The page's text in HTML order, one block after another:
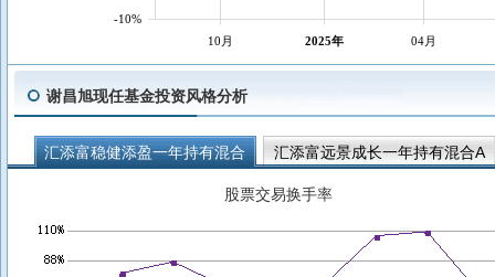
10月 2025年 04月
-10%
谢昌旭现任基金投资风格分析
汇添富稳健添盈一年持有混合
汇添富远景成长一年持有混合A
汇添富价值成长均衡投资混合C
汇添富价值成长均衡投资混合A
股票交易换手率